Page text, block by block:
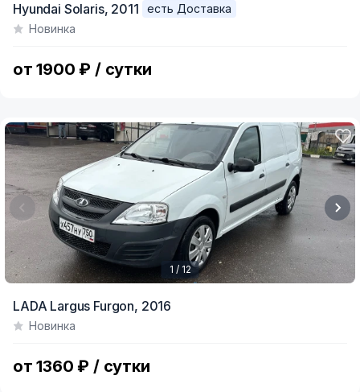
of
Hyundai Solaris, 2011
есть Доставка
Новинка
от 1900 ₽ / сутки
of
1 / 12
LADA Largus Furgon, 2016
Новинка
от 1360 ₽ / сутки